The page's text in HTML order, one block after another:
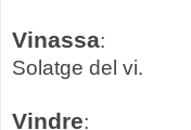
Vinassa:
Solatge del vi.
Vindre: